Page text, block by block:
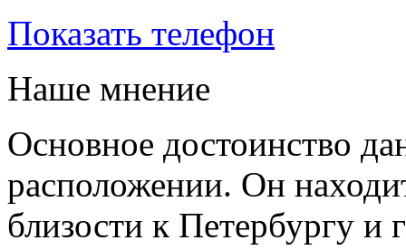
Показать телефон
Наше мнение
Основное достоинство
расположении. Он
близости к Петербургу